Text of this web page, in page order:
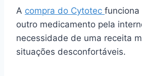
A compra do Cytotec funciona
outro medicamento pela
necessidade de uma receita
situações desconfortáveis.